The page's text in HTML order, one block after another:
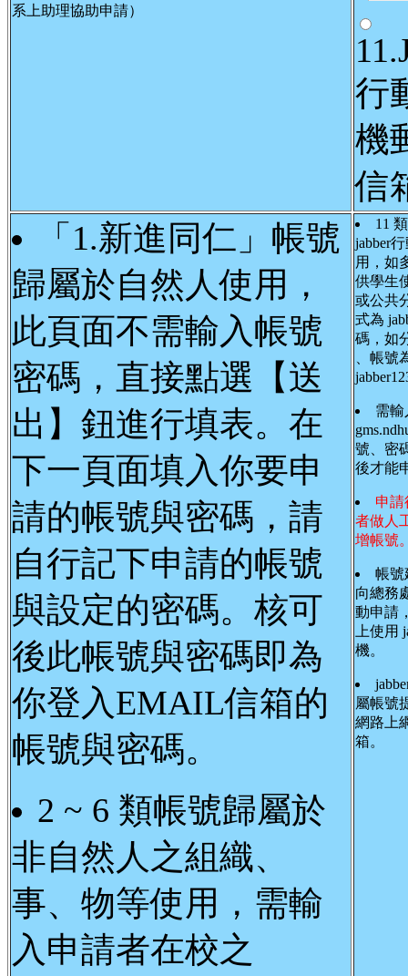
系上助理協助申請）
行
機
信
「1.新進同仁」帳號
歸屬於自然人使用，
此頁面不需輸入帳號
密碼，直接點選【送
出】鈕進行填表。在
下一頁面填入你要申
請的帳號與密碼，請
自行記下申請的帳號
與設定的密碼。核可
後此帳號與密碼即為
你登入EMAIL信箱的
帳號與密碼。
2 ~ 6 類帳號歸屬於
非自然人之組織、
事、物等使用，需輸
入申請者在校之
11
jabber
用，如
供學生
或公共
式為
碼，如
、帳號
需輸
號、密
後才能
申請
者做人
增帳號
帳號
向總務
動申請
上使用
機。
屬帳號
網路上
箱。